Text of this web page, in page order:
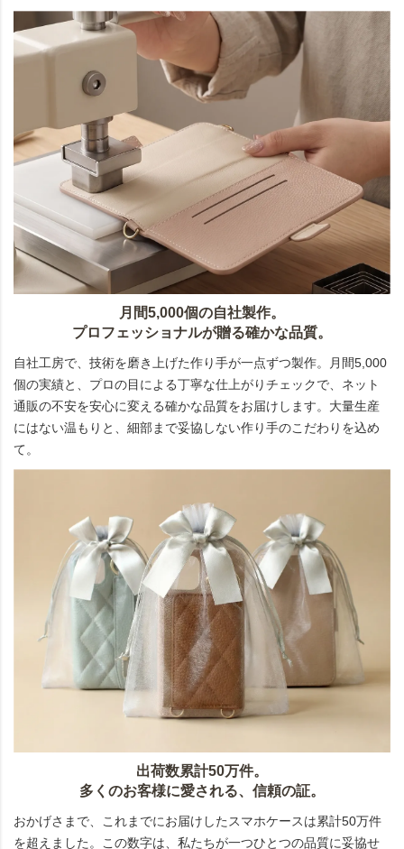
月間5,000個の自社製作。
プロフェッショナルが贈る確かな品質。
自社工房で、技術を磨き上げた作り手が一点ずつ製作。月間5,000
個の実績と、プロの目による丁寧な仕上がりチェックで、ネット
通販の不安を安心に変える確かな品質をお届けします。大量生産
にはない温もりと、細部まで妥協しない作り手のこだわりを込め
て。
出荷数累計50万件。
多くのお客様に愛される、信頼の証。
おかげさまで、これまでにお届けしたスマホケースは累計50万件
を超えました。この数字は、私たちが一つひとつの品質に妥協せ